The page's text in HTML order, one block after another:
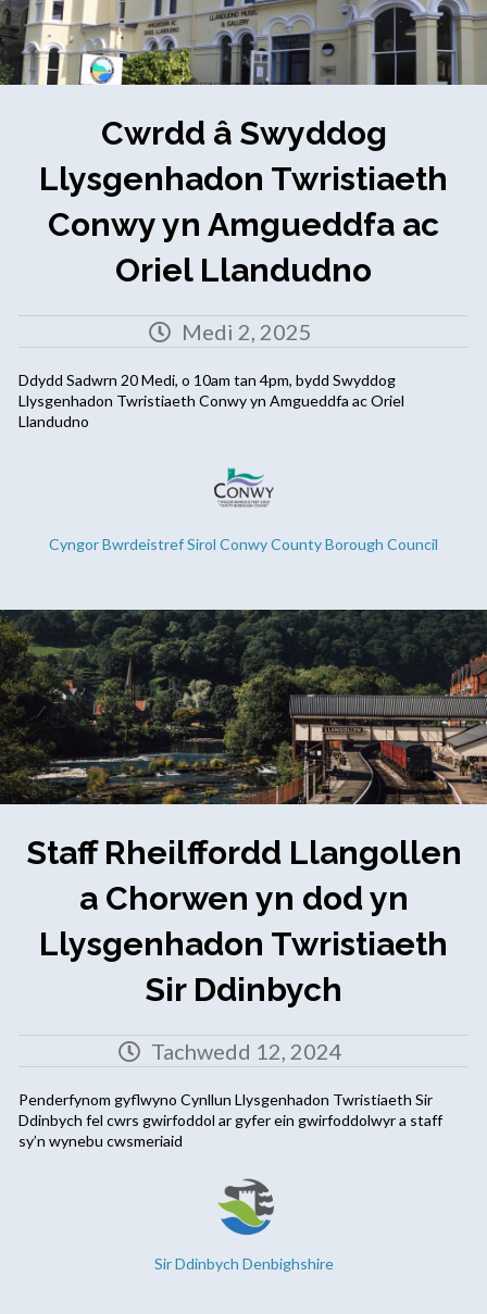
Cwrdd â Swyddog
Llysgenhadon Twristiaeth
Conwy yn Amgueddfa ac
Oriel Llandudno
Medi 2, 2025
Ddydd Sadwrn 20 Medi, o 10am tan 4pm, bydd Swyddog
Llysgenhadon Twristiaeth Conwy yn Amgueddfa ac Oriel
Llandudno
Cyngor Bwrdeistref Sirol Conwy County Borough Council
Staff Rheilffordd Llangollen
a Chorwen yn dod yn
Llysgenhadon Twristiaeth
Sir Ddinbych
Tachwedd 12, 2024
Penderfynom gyflwyno Cynllun Llysgenhadon Twristiaeth Sir
Ddinbych fel cwrs gwirfoddol ar gyfer ein gwirfoddolwyr a staff
sy’n wynebu cwsmeriaid
Sir Ddinbych Denbighshire